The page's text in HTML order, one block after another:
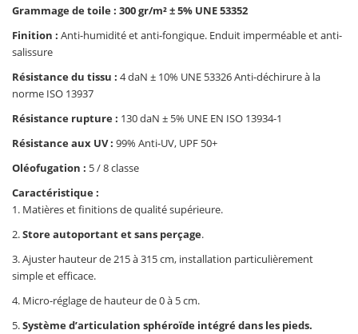
Grammage de toile : 300 gr/m² ± 5% UNE 53352
Finition : Anti-humidité et anti-fongique. Enduit imperméable et anti-
salissure
Résistance du tissu : 4 daN ± 10% UNE 53326 Anti-déchirure à la
norme ISO 13937
Résistance rupture : 130 daN ± 5% UNE EN ISO 13934-1
Résistance aux UV : 99% Anti-UV, UPF 50+
Oléofugation : 5 / 8 classe
Caractéristique :
1. Matières et finitions de qualité supérieure.
2.Store autoportant et sans perçage.
3. Ajuster hauteur de 215 à 315 cm, installation particulièrement
simple et efficace.
4. Micro-réglage de hauteur de 0 à 5 cm.
5.Système d’articulation sphéroïde intégré dans les pieds.